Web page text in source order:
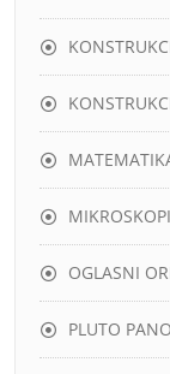
OGLASNI
PLUTO PANO